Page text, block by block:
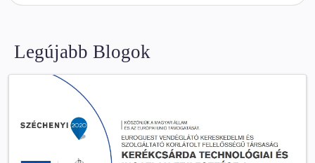
Legújabb Blogok